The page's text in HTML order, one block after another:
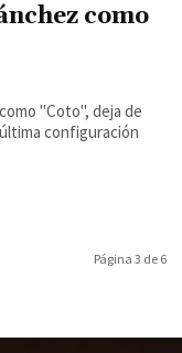
como
"Coto", deja de
Página 3 de 6